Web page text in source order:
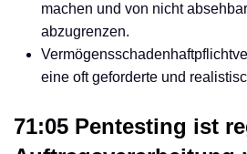
machen und von nicht
abzugrenzen.
eine oft geforderte und
71:05 Pentesting ist